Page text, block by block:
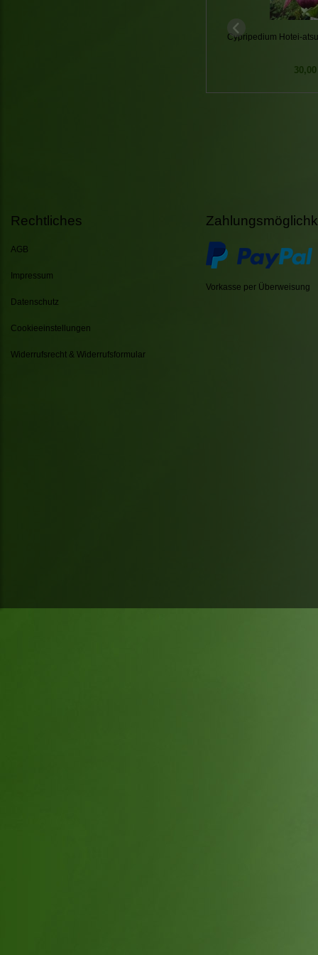
Cypripedium Hotei-
Rechtliches
AGB
Impressum
Datenschutz
Cookieeinstellungen
Widerrufsrecht & Widerrufsformular
Vorkasse per Überweisung